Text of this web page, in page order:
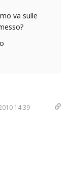
va sulle
14:39